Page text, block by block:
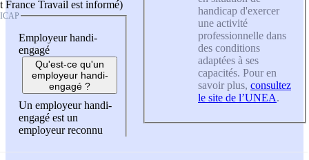
France Travail est informé)
Employeur handi-
engagé
Qu'est-ce qu'un
employeur handi-
engagé ?
Un employeur handi-
engagé est un
employeur reconnu
handicap d'exercer
une activité
professionnelle dans
des conditions
adaptées à ses
capacités. Pour en
savoir plus, consultez
le site de l’UNEA.